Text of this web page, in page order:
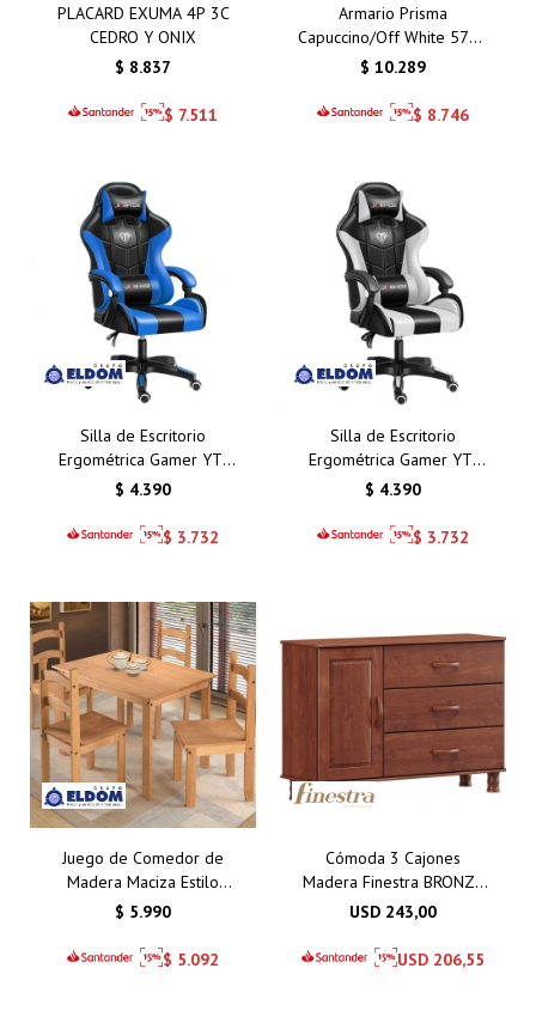
PLACARD EXUMA 4P 3C
CEDRO Y ONIX
$ 8.837
$ 7.511
Armario Prisma
Capuccino/Off White 5781
4 Puertas / 2 Cajones
$ 10.289
$ 8.746
Silla de Escritorio
Ergométrica Gamer YT-
1209 Azul/Negro
$ 4.390
$ 3.732
Silla de Escritorio
Ergométrica Gamer YT-
1209 Blanco/Negro
$ 4.390
$ 3.732
Juego de Comedor de
Madera Maciza Estilo
Mexicano con 4 Sillas –
para tu Hogar
$ 5.990
$ 5.092
Cómoda 3 Cajones
Madera Finestra BRONZE
1162T
USD 243,00
USD 206,55